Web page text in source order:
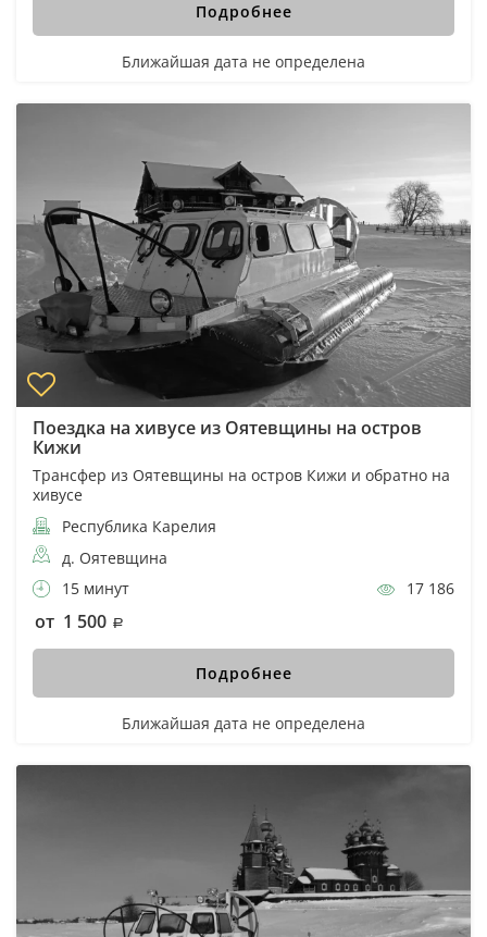
Подробнее
Ближайшая дата не определена
Поездка на хивусе из Оятевщины на остров
Кижи
Трансфер из Оятевщины на остров Кижи и обратно на
хивусе
Республика Карелия
д. Оятевщина
15 минут
17 186
от 1 500
Подробнее
Ближайшая дата не определена